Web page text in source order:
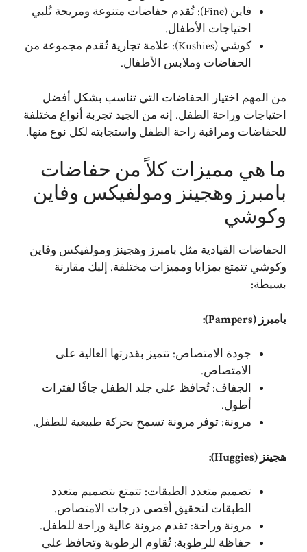
فاين (Fine): تُقدم حفاضات متنوعة ومريحة تُلبي
احتياجات الأطفال.
كوشي (Kushies): علامة تجارية تُقدم مجموعة من
الحفاضات وملابس الأطفال.
من المهم اختيار الحفاضات التي تناسب بشكل أفضل
احتياجات وراحة الطفل. إنه من الجيد تجربة أنواع مختلفة
للحفاضات ومراقبة راحة الطفل واستجابته لكل نوع منها.
ما هي مميزات كلاً من حفاضات
بامبرز وهجينز ومولفيكس وفاين
وكوشي
الحفاضات القيادية مثل بامبرز وهجينز ومولفيكس وفاين
وكوشي تتمتع بمزايا ومميزات مختلفة. إليك مقارنة
بسيطة:
بامبرز (Pampers):
جودة الامتصاص: تتميز بقدرتها العالية على
الامتصاص.
الجفاف: تُحافظ على جلد الطفل جافًا لفترات
أطول.
مرونة: توفر مرونة تسمح بحركة طبيعية للطفل.
هجينز (Huggies):
تصميم متعدد الطبقات: تتمتع بتصميم متعدد
الطبقات لتحقيق أقصى درجات الامتصاص.
مرونة وراحة: تقدم مرونة عالية وراحة للطفل.
حفاظة للرطوبة: تُقاوم الرطوبة وتحافظ على